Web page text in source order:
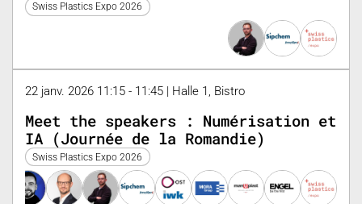
Swiss Plastics Expo 2026
22 janv. 2026 11:15 - 11:45 | Halle 1, Bistro
Meet the speakers : Numérisation et
IA (Journée de la Romandie)
Swiss Plastics Expo 2026